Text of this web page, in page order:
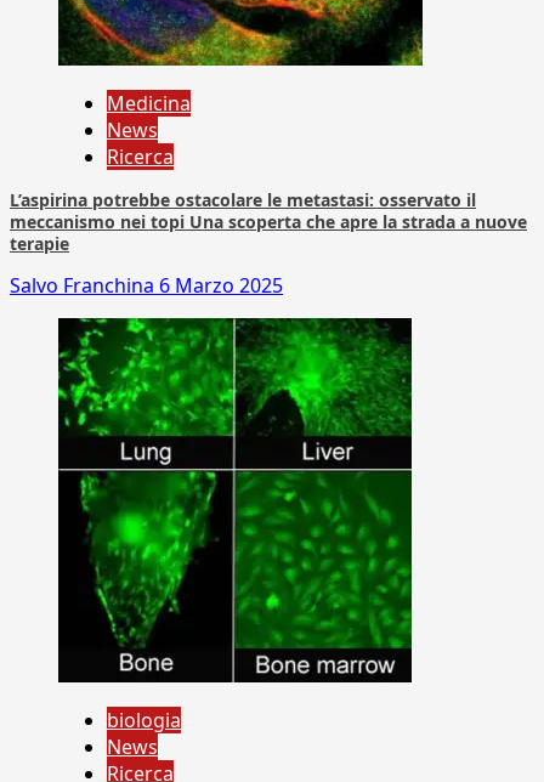
Medicina
News
Ricerca
L’aspirina potrebbe ostacolare le metastasi: osservato il
meccanismo nei topi Una scoperta che apre la strada a nuove
terapie
Salvo Franchina 6 Marzo 2025
biologia
News
Ricerca